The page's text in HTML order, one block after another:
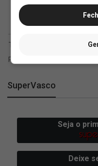
SuperVasco